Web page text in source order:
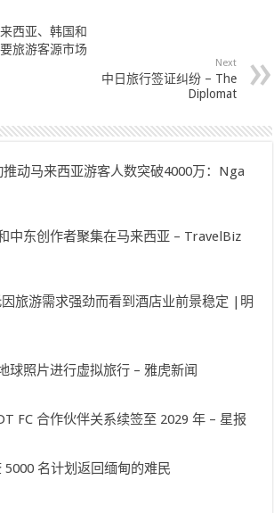
西亚、韩国和
旅游客源市场
Next
中日旅行签证纠纷 – The
Diplomat
推动马来西亚游客人数突破4000万：Nga
中东创作者聚集在马来西亚 – TravelBiz
旅游需求强劲而看到酒店业前景稳定 |明
球照片进行虚拟旅行 – 雅虎新闻
FC 合作伙伴关系续签至 2029 年 – 星报
名计划返回缅甸的难民